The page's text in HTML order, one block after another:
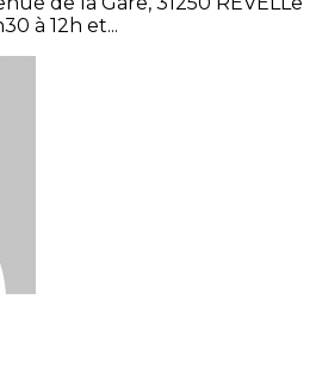
à 12h et...